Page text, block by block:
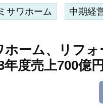
ミサワホーム 中期経
ホーム、リフ
年度売上700億